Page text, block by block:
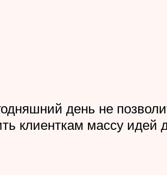
день не
клиенткам массу идей